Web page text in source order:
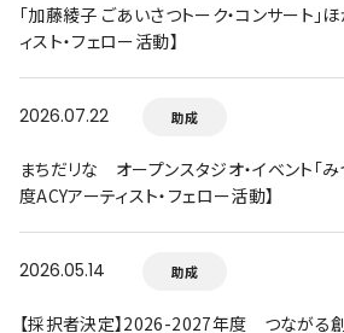
「加藤綾子 ごあいさつトーク・コンサート」
ィスト・フェロー活動】
2026.07.22 助成
まちだリな オープンスタジオ・イベント「
度ACYアーティスト・フェロー活動】
2026.05.14 助成
【採択者決定】2026-2027年度 つながる創